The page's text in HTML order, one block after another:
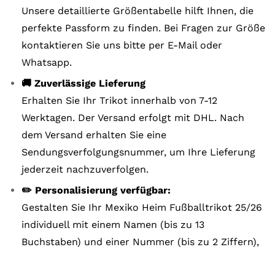
Unsere detaillierte Größentabelle hilft Ihnen, die
perfekte Passform zu finden. Bei Fragen zur Größe
kontaktieren Sie uns bitte per E-Mail oder
Whatsapp.
🚚 Zuverlässige Lieferung
Erhalten Sie Ihr Trikot innerhalb von 7-12
Werktagen. Der Versand erfolgt mit DHL. Nach
dem Versand erhalten Sie eine
Sendungsverfolgungsnummer, um Ihre Lieferung
jederzeit nachzuverfolgen.
✏️ Personalisierung verfügbar:
Gestalten Sie Ihr Mexiko Heim Fußballtrikot 25/26
individuell mit einem Namen (bis zu 13
Buchstaben) und einer Nummer (bis zu 2 Ziffern),